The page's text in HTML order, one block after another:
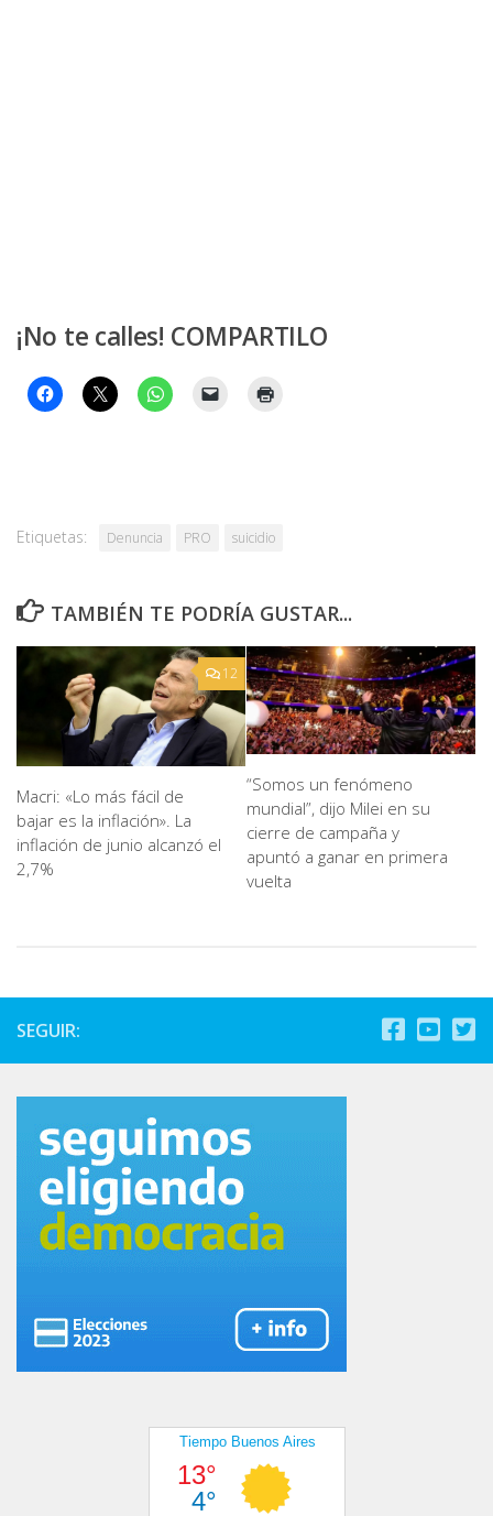
¡No te calles! COMPARTILO
Etiquetas: Denuncia PRO suicidio
TAMBIÉN TE PODRÍA GUSTAR...
12
Macri: «Lo más fácil de
bajar es la inflación». La
inflación de junio alcanzó el
2,7%
“Somos un fenómeno
mundial”, dijo Milei en su
cierre de campaña y
apuntó a ganar en primera
vuelta
SEGUIR: